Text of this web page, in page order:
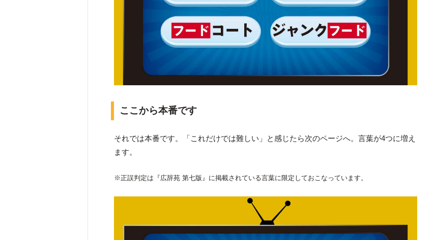
ここから本番です
それでは本番です。「これだけでは難しい」と感じたら次のページへ。言葉が4つに増え
ます。
※正誤判定は『広辞苑 第七版』に掲載されている言葉に限定しておこなっています。